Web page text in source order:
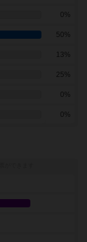
0%
50%
13%
25%
0%
0%